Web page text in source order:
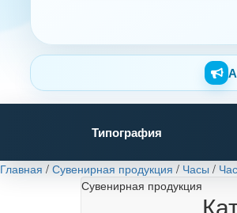
Типография
Главная / Сувенирная продукция / Часы /
Сувенирная продукция